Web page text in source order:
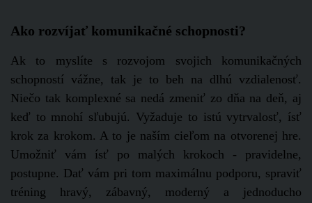
Ako rozvíjať komunikačné schopnosti?
Ak to myslíte s rozvojom svojich komunikačných
schopností vážne, tak je to beh na dlhú vzdialenosť.
Niečo tak komplexné sa nedá zmeniť zo dňa na deň, aj
keď to mnohí sľubujú. Vyžaduje to istú vytrvalosť, ísť
krok za krokom. A to je naším cieľom na otvorenej hre.
Umožniť vám ísť po malých krokoch - pravidelne,
postupne. Dať vám pri tom maximálnu podporu, spraviť
tréning hravý, zábavný, moderný a jednoducho